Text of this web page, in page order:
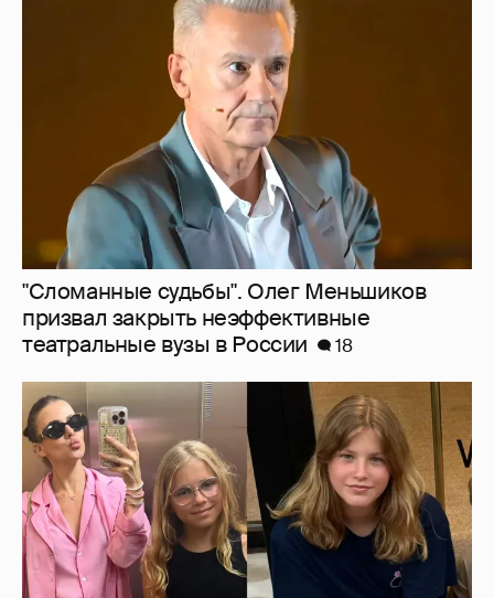
"Сломанные судьбы". Олег Меньшиков
призвал закрыть неэффективные
театральные вузы в России
Внучки Светланы и Фёдора Бондарчук
отдыхают в Испании с матерью и братьями
8